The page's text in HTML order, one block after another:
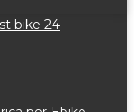
bike 24